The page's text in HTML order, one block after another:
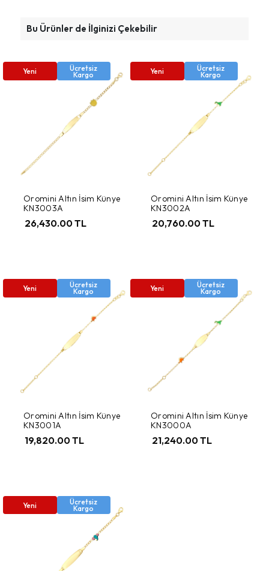
Bu Ürünler de İlginizi Çekebilir
Yeni Ücretsiz
Kargo
Oromini Altın İsim Künye
KN3003A
26,430.00 TL
Yeni Ücretsiz
Kargo
Oromini Altın İsim Künye
KN3002A
20,760.00 TL
Yeni Ücretsiz
Kargo
Oromini Altın İsim Künye
KN3001A
19,820.00 TL
Yeni Ücretsiz
Kargo
Oromini Altın İsim Künye
KN3000A
21,240.00 TL
Yeni Ücretsiz
Kargo